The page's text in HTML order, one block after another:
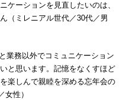
ケーションを見直したいのは、
（ミレニアル世代／30代／男
業務以外でコミュニケーション
と思います。記憶をなくすほど
楽しんで親睦を深める忘年会の
性）